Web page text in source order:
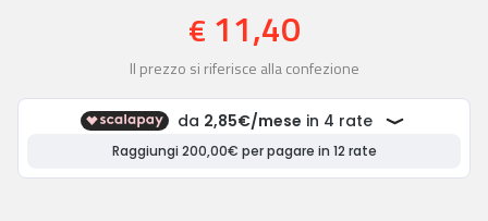
€ 11,40
Il prezzo si riferisce alla confezione